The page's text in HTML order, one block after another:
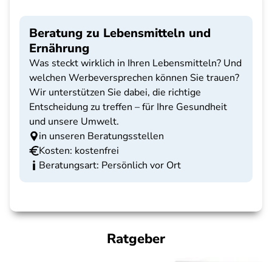
Beratung zu Lebensmitteln und
Ernährung
Was steckt wirklich in Ihren Lebensmitteln? Und
welchen Werbeversprechen können Sie trauen?
Wir unterstützen Sie dabei, die richtige
Entscheidung zu treffen – für Ihre Gesundheit
und unsere Umwelt.
in unseren Beratungsstellen
Kosten: kostenfrei
Beratungsart: Persönlich vor Ort
Ratgeber